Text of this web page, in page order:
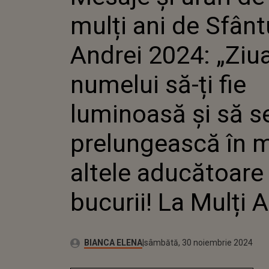
NUMELUI
BUCURII!
mulți ani de
Andrei 2024:
numelui să-ți fie
luminoasă și să
prelungească în
altele aducătoare
bucurii! La Mulți
Autor:BIANCA ELENAPublicat:
sâmbătă, 30 noiembrie 2024
Actualizat:
sâmbătă, 30 noiembrie 2024